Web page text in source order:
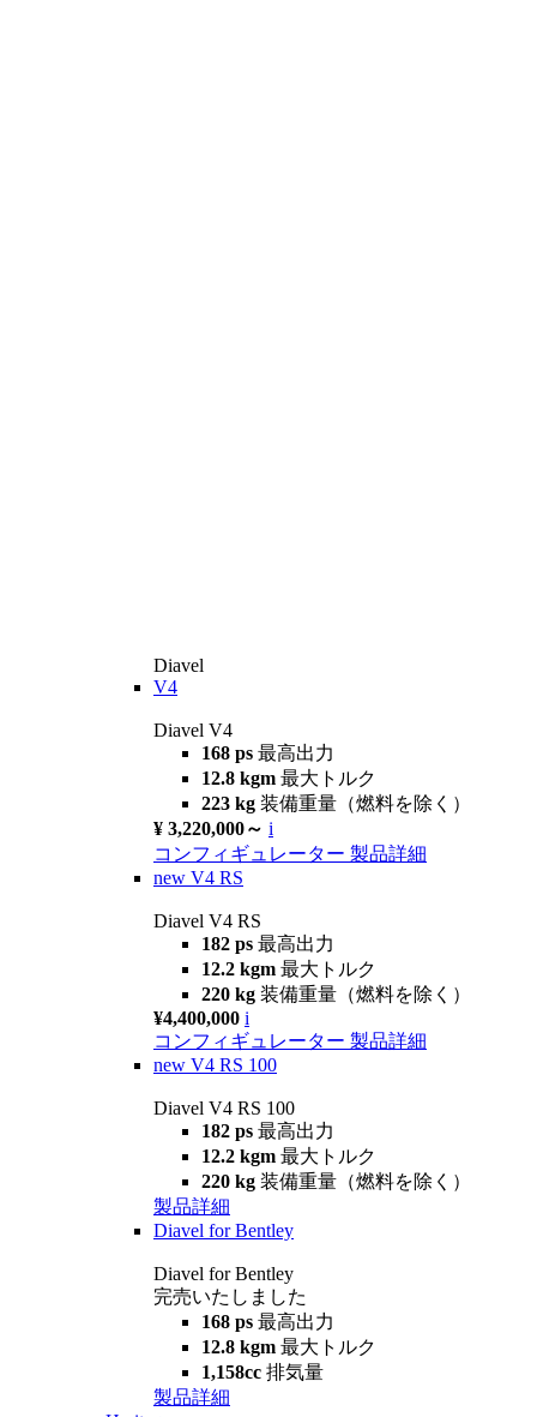
Diavel
V4
Diavel V4
168 ps 最高出力
12.8 kgm 最大トルク
223 kg 装備重量（燃料を除く）
¥ 3,220,000～ i
コンフィギュレーター 製品詳細
new V4 RS
Diavel V4 RS
182 ps 最高出力
12.2 kgm 最大トルク
220 kg 装備重量（燃料を除く）
¥4,400,000 i
コンフィギュレーター 製品詳細
new V4 RS 100
Diavel V4 RS 100
182 ps 最高出力
12.2 kgm 最大トルク
220 kg 装備重量（燃料を除く）
製品詳細
Diavel for Bentley
Diavel for Bentley
完売いたしました
168 ps 最高出力
12.8 kgm 最大トルク
1,158cc 排気量
製品詳細